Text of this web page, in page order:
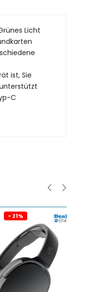
Licht
ist, Sie
C
- 21%